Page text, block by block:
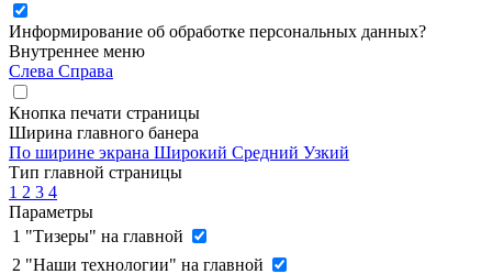
Информирование об обработке персональных данных?
Внутреннее меню
Слева Справа
Кнопка печати страницы
Ширина главного банера
По ширине экрана Широкий Средний Узкий
Тип главной страницы
1 2 3 4
Параметры
1 "Тизеры" на главной
2 "Наши технологии" на главной